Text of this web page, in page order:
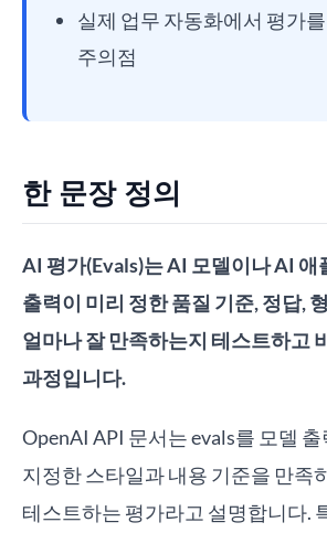
실제 업무 자동화에서 평가
주의점
한 문장 정의
AI 평가(Evals)는 AI 모델이나 AI 애
출력이 미리 정한 품질 기준, 정답,
얼마나 잘 만족하는지 테스트하고
과정입니다.
OpenAI API 문서는 evals를 모델
지정한 스타일과 내용 기준을 만족
테스트하는 평가라고 설명합니다.